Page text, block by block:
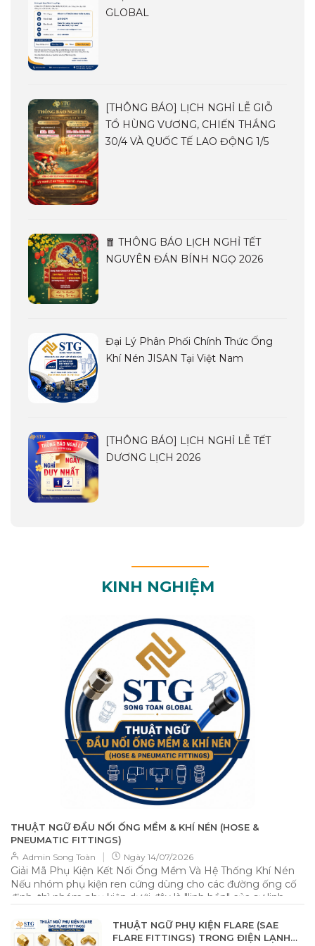
GLOBAL
[THÔNG BÁO] LỊCH NGHỈ LỄ GIỖ
TỔ HÙNG VƯƠNG, CHIẾN THẮNG
30/4 VÀ QUỐC TẾ LAO ĐỘNG 1/5
🧧 THÔNG BÁO LỊCH NGHỈ TẾT
NGUYÊN ĐÁN BÍNH NGỌ 2026
Đại Lý Phân Phối Chính Thức Ống
Khí Nén JISAN Tại Việt Nam
[THÔNG BÁO] LỊCH NGHỈ LỄ TẾT
DƯƠNG LỊCH 2026
KINH NGHIỆM
THUẬT NGỮ ĐẦU NỐI ỐNG MỀM & KHÍ NÉN (HOSE &
PNEUMATIC FITTINGS)
Admin Song Toàn | Ngày 14/07/2026
Giải Mã Phụ Kiện Kết Nối Ống Mềm Và Hệ Thống Khí Nén
Nếu nhóm phụ kiện ren cứng dùng cho các đường ống cố
định, thì nhóm phụ kiện dưới đây là "linh hồn" của sự linh
một cách nhanh chóng và hiệu quả. 📌 Tổng quan Nhóm
phụ kiện này được thiết kế để kết nối ống mềm (Flexible
THUẬT NGỮ PHỤ KIỆN FLARE (SAE
FLARE FITTINGS) TRONG ĐIỆN LẠNH